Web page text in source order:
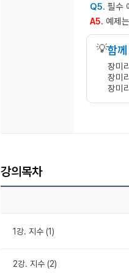
Q5. 필수
A5. 예제
💡함
장미
장미
장미
강의목차
1강. 지수 (1)
2강. 지수 (2)